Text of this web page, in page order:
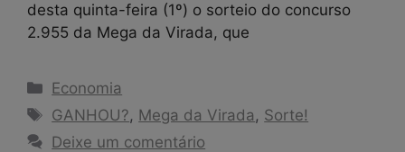
desta quinta-feira (1º) o sorteio do concurso
2.955 da Mega da Virada, que
Categorias
Economia
Tags
GANHOU?, Mega da Virada , Sorte!
Deixe um comentário